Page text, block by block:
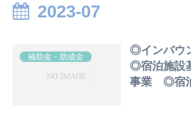
2023-07
補助金・助成金
◎インバウ
◎宿泊施設
事業 ◎宿泊